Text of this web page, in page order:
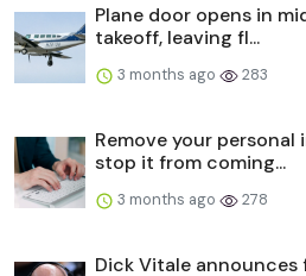
Plane door opens in
takeoff, leaving fl...
3 months ago 283
Remove your
stop it from coming...
3 months ago 278
Dick Vitale